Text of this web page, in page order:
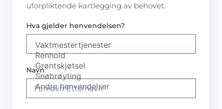
uforpliktende kartlegging av behovet.
Hva gjelder henvendelsen?
Navn